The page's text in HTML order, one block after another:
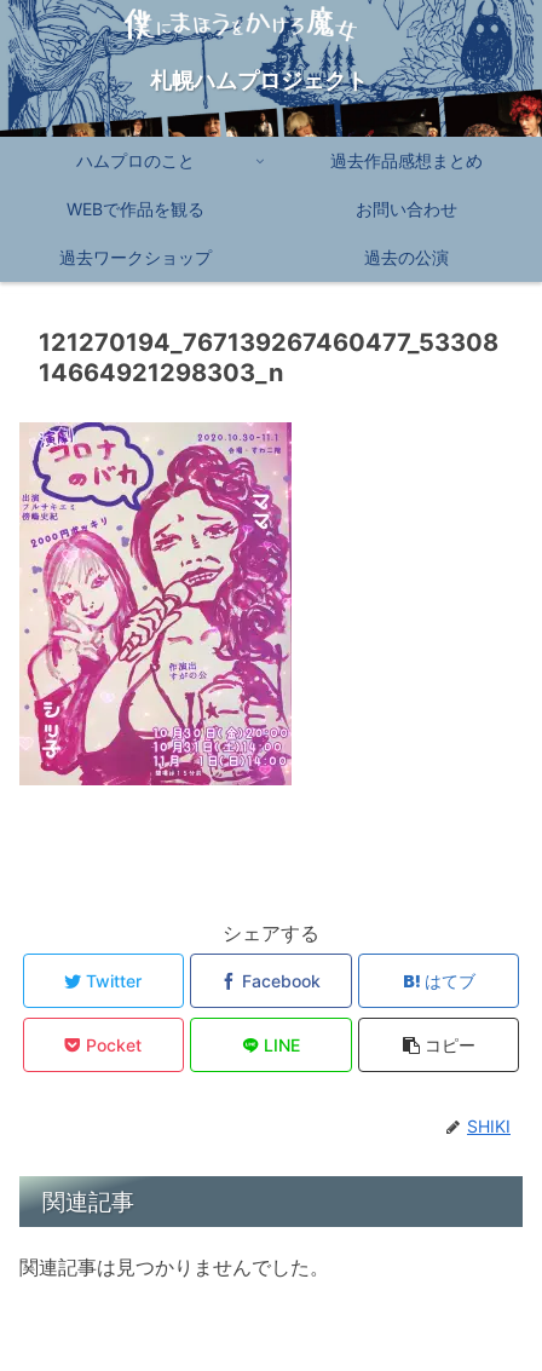
札幌ハムプロジェクト
ハムプロのこと 過去作品感想まとめ
WEBで作品を観る お問い合わせ
過去ワークショップ 過去の公演
121270194_767139267460477_53308
14664921298303_n
シェアする
Twitter Facebook はてブ
Pocket LINE コピー
SHIKI
関連記事
関連記事は見つかりませんでした。